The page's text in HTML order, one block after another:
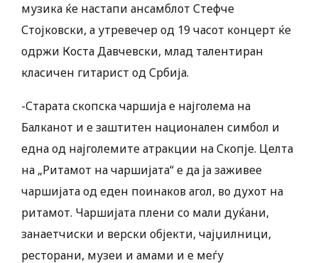
музика ќе настапи ансамблот Стефче
Стојковски, а утревечер од 19 часот концерт ќе
одржи Коста Давчевски, млад талентиран
класичен гитарист од Србија.
-Старата скопска чаршија е најголема на
Балканот и е заштитен национален симбол и
една од најголемите атракции на Скопје. Целта
на „Ритамот на чаршијата“ е да ја заживее
чаршијата од еден поинаков агол, во духот на
ритамот. Чаршијата плени со мали дуќани,
занаетчиски и верски објекти, чајџилници,
ресторани, музеи и амами и е меѓу